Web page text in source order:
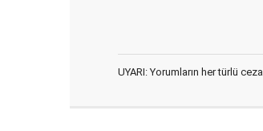
UYARI: Yorumların her türlü